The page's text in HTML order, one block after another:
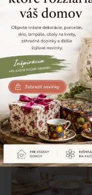
Sada 2 hrnčekov s
kvetinový vzor,
330 ml